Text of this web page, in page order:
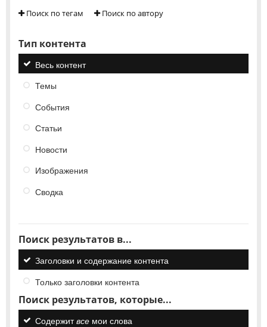
Поиск по тегам Поиск по автору
Тип контента
Весь контент
Темы
События
Статьи
Новости
Изображения
Сводка
Поиск результатов в...
Заголовки и содержание контента
Только заголовки контента
Поиск результатов, которые...
Содержитвсе мои слова